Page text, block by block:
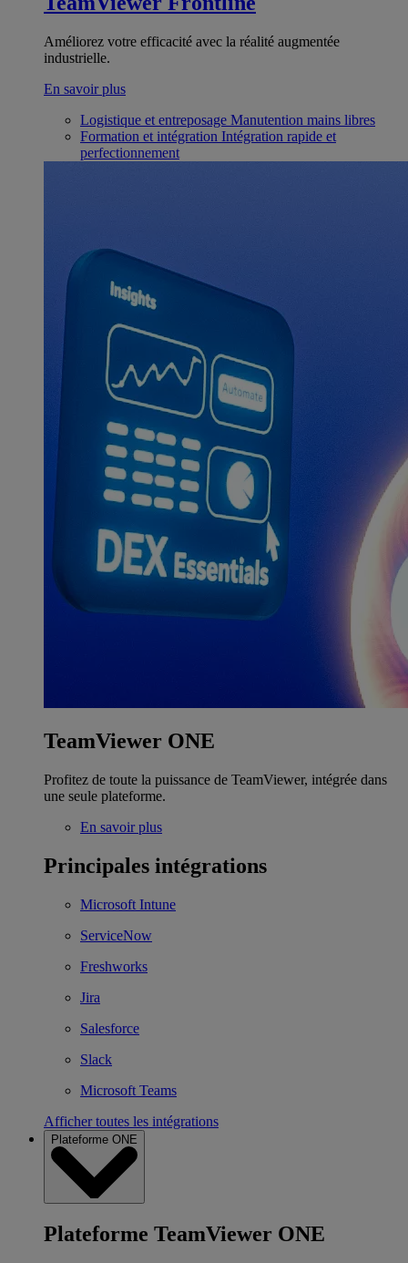
Améliorez votre efficacité avec la réalité augmentée
industrielle.
En savoir plus
Logistique et entreposage Manutention mains libres
Formation et intégration Intégration rapide et
perfectionnement
TeamViewer ONE
Profitez de toute la puissance de TeamViewer, intégrée dans
une seule plateforme.
En savoir plus
Principales intégrations
Microsoft Intune
ServiceNow
Freshworks
Jira
Salesforce
Slack
Microsoft Teams
Afficher toutes les intégrations
Plateforme ONE
Plateforme TeamViewer ONE